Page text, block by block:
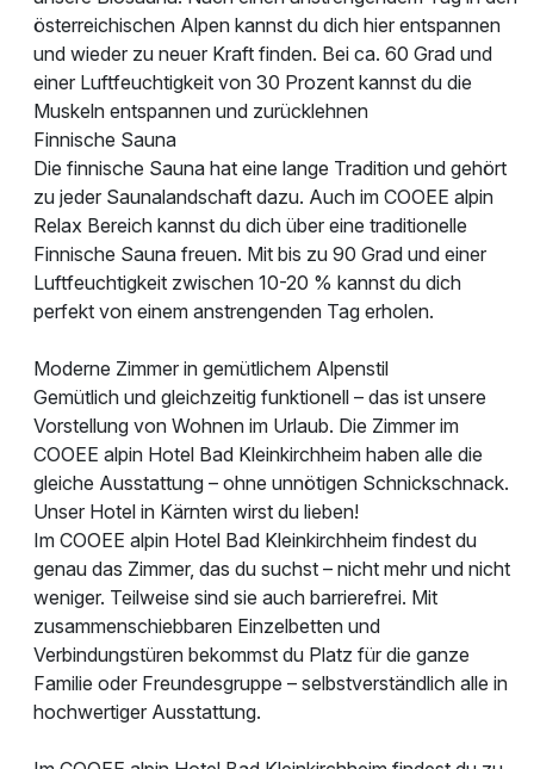
österreichischen Alpen kannst du dich hier entspannen
und wieder zu neuer Kraft finden. Bei ca. 60 Grad und
einer Luftfeuchtigkeit von 30 Prozent kannst du die
Muskeln entspannen und zurücklehnen
Finnische Sauna
Die finnische Sauna hat eine lange Tradition und gehört
zu jeder Saunalandschaft dazu. Auch im COOEE alpin
Relax Bereich kannst du dich über eine traditionelle
Finnische Sauna freuen. Mit bis zu 90 Grad und einer
Luftfeuchtigkeit zwischen 10-20 % kannst du dich
perfekt von einem anstrengenden Tag erholen.
Moderne Zimmer in gemütlichem Alpenstil
Gemütlich und gleichzeitig funktionell – das ist unsere
Vorstellung von Wohnen im Urlaub. Die Zimmer im
COOEE alpin Hotel Bad Kleinkirchheim haben alle die
gleiche Ausstattung – ohne unnötigen Schnickschnack.
Unser Hotel in Kärnten wirst du lieben!
Im COOEE alpin Hotel Bad Kleinkirchheim findest du
genau das Zimmer, das du suchst – nicht mehr und nicht
weniger. Teilweise sind sie auch barrierefrei. Mit
zusammenschiebbaren Einzelbetten und
Verbindungstüren bekommst du Platz für die ganze
Familie oder Freundesgruppe – selbstverständlich alle in
hochwertiger Ausstattung.